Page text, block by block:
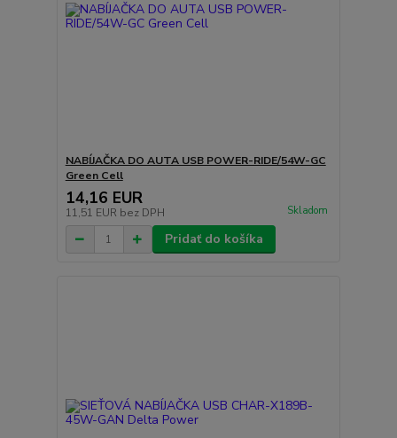
NABÍJAČKA DO AUTA USB POWER-RIDE/54W-GC
Green Cell
14,16 EUR
11,51 EUR bez DPH Skladom
Pridať do košíka